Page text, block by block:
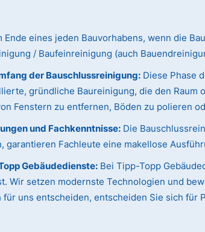
Ende eines jeden Bauvorhabens, wenn die
/ Baufeinreinigung (auch
der Bauschlussreinigung: Diese Phase
gründliche Baureinigung, die den Raum
Fenstern zu entfernen, Böden zu polieren
und Fachkenntnisse: Die
garantieren Fachleute eine makellose
Gebäudedienste: Bei Tipp-Topp
Wir setzen modernste Technologien und
für uns entscheiden, entscheiden Sie sich für